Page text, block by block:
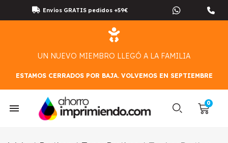
Envíos GRATIS pedidos +59€
UN NUEVO MIEMBRO LLEGÓ A LA FAMILIA
ESTAMOS CERRADOS POR BAJA. VOLVEMOS EN SEPTIEMBRE